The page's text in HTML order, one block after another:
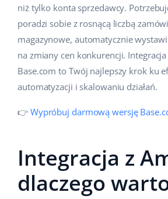
Super Merchant
Responso
Base Analytics
Base Courier
Inne
Case Study
Kalkulator korzyści
Kontakt
Français
Italiano
polski
中文
niż tylko konta sprzedawcy.
poradzi sobie z rosnącą liczbą
magazynowe, automatycznie
na zmiany cen konkurencji.
Base.com to Twój najlepszy krok ku
automatyzacji i skalowaniu działań.
👉 Wypróbuj darmową wersję
Integracja z
dlaczego